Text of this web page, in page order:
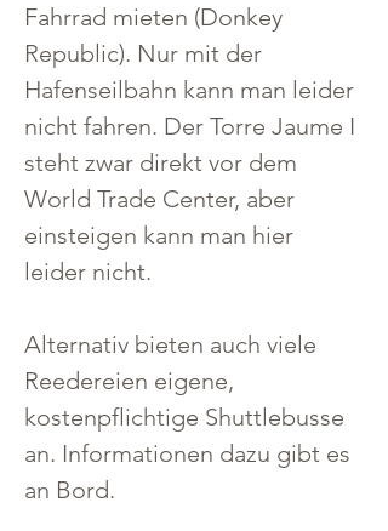
Fahrrad mieten (Donkey
Republic). Nur mit der
Hafenseilbahn kann man leider
nicht fahren. Der Torre Jaume I
steht zwar direkt vor dem
World Trade Center, aber
einsteigen kann man hier
leider nicht.
Alternativ bieten auch viele
Reedereien eigene,
kostenpflichtige Shuttlebusse
an. Informationen dazu gibt es
an Bord.